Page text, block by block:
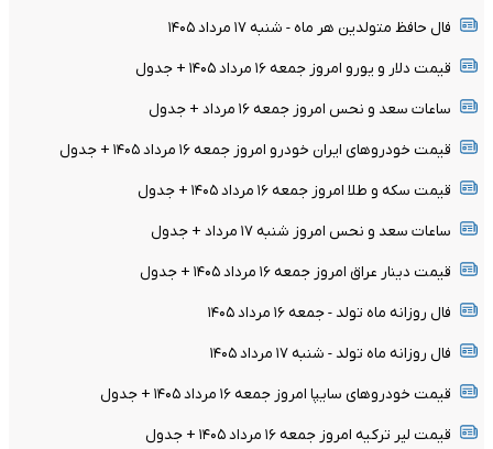
فال حافظ متولدین هر ماه - شنبه ۱۷ مرداد ۱۴۰۵
قیمت دلار و یورو امروز جمعه ۱۶ مرداد ۱۴۰۵ + جدول
ساعات سعد و نحس امروز جمعه ۱۶ مرداد + جدول
قیمت خودرو‌های ایران خودرو امروز جمعه ۱۶ مرداد ۱۴۰۵ + جدول
قیمت سکه و طلا امروز جمعه ۱۶ مرداد ۱۴۰۵ + جدول
ساعات سعد و نحس امروز شنبه ۱۷ مرداد + جدول
قیمت دینار عراق امروز جمعه ۱۶ مرداد ۱۴۰۵ + جدول
فال روزانه ماه تولد - جمعه ۱۶ مرداد ۱۴۰۵
فال روزانه ماه تولد - شنبه ۱۷ مرداد ۱۴۰۵
قیمت خودرو‌های سایپا امروز جمعه ۱۶ مرداد ۱۴۰۵ + جدول
قیمت لیر ترکیه امروز جمعه ۱۶ مرداد ۱۴۰۵ + جدول